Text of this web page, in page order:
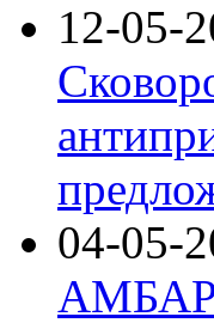
12-05-
04-05-
АМБАР